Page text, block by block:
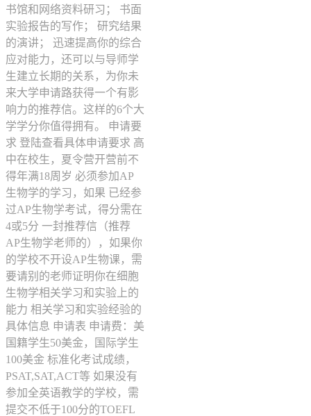
书馆和网络资料研习； 书面
实验报告的写作； 研究结果
的演讲； 迅速提高你的综合
应对能力，还可以与导师学
生建立长期的关系，为你未
来大学申请路获得一个有影
响力的推荐信。这样的6个大
学学分你值得拥有。 申请要
求 登陆查看具体申请要求 高
中在校生，夏令营开营前不
得年满18周岁 必须参加AP
生物学的学习，如果 已经参
过AP生物学考试，得分需在
4或5分 一封推荐信（推荐
AP生物学老师的），如果你
的学校不开设AP生物课，需
要请别的老师证明你在细胞
生物学相关学习和实验上的
能力 相关学习和实验经验的
具体信息 申请表 申请费：美
国籍学生50美金，国际学生
100美金 标准化考试成绩，
PSAT,SAT,ACT等 如果没有
参加全英语教学的学校，需
提交不低于100分的TOEFL